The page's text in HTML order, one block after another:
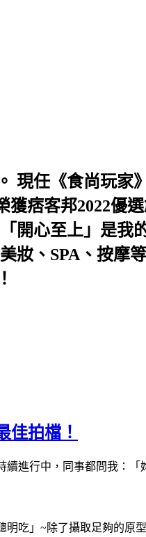
現任《食尚玩家
痞客邦2022優
開心至上」是
妝、SPA、按摩
佳拍檔！
進行中，同事都問我：
吃」~除了攝取足夠的原